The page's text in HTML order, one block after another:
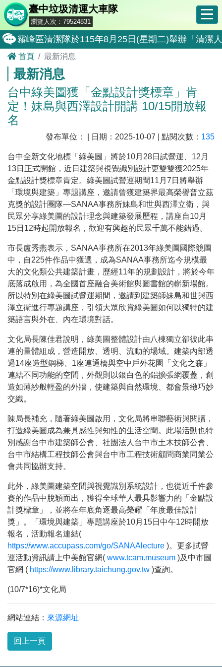
臺中垃圾清運大車隊
瀏覽人次：79524831
霧峰區清潔隊於115年8月25日(星期二)舉辦「清潔
大肚區清潔隊於115年8月25日(星期二)舉辦「清潔
北屯區清潔隊於115年8月11日(星期二)舉辦「清潔
外埔區清潔隊於115年8月18日(星期二)舉辦「清潔
石岡區清潔隊於115年8月18日(星期二)舉辦「清潔
東勢區清潔隊於115年8月18日(星期二)舉辦「清
全民監督公共工程施工品質, 請撥打通報專線0800-
防堵非洲豬瘟總動員，因應非洲豬瘟疫情，市民端
因應非洲豬瘟疫情，市民端廚餘收運排出方式不變
8月10日14:30至15:00防空演習行動網路降速演練
首頁 最新消息
最新消息
台中綠美圖獲「金點設計獎標章」肯
定！妹島與西澤設計開講 10/15開放報
名
發布單位： | 日期：2025-10-07 | 點閱次數： 135
台中全新文化地標「綠美圖」將於10月 28日試營運、 12 月
13日正式開館，近日建築與視覺識別設計更雙雙獲2025年
金點設計獎標章肯定。綠美圖試營運期間11 月 7 日將舉辦
「環境與建築」專題講座，邀請曾獲建築界最高榮譽普立茲
克獎的設計團隊—SANAA事務所妹島和世與西澤立衛，與
民眾分享綠美圖的設計理念與建築發展歷程，講座自10月
15日 12時起開放報名，歡迎有興趣的民眾千萬不能錯過。
市長盧秀燕表示， SANAA事務所在2013年綠美圖國際競圖
中，自225件作品中獲選，成為SANAA事務所迄今規模最
大的文化類公共建築計畫，歷經11年的規劃設計，將於今年
底落成啟用，為全國首座融合美術館與圖書館的嶄新場館。
所以特別在綠美圖試營運期間，邀請到建築師妹島和世與西
澤立衛進行專題講座，引領大眾欣賞綠美圖如何以獨特的建
築語言與外在、內在環境對話。
文化局長陳佳君說明，綠美圖整體設計由八棟獨立卻彼此串
連的量體組成，營造開放、透明、流動的場域。建築內部透
過14座造型鋼梯、 1座連通橋與空中戶外花園「文化之森」
連結不同功能的空間，外觀則以銀白色的鋁擴張網覆蓋，創
造如薄紗般輕盈的外牆，使建築與自然環境、都會景緻巧妙
交織。
陳局長補充，隨著綠美圖啟用，文化局將串聯藝術與閱讀，
打造綠美圖成為兼具感性與知性的生活空間。此場活動也特
別感謝台中市建築師公會、社團法人台中市土木技師公會、
台中市結構工程技師公會與台中市工程技術顧問商業同業公
會共同協辦支持。
此外，綠美圖建築空間與視覺識別系統設計，也從近千件參
賽的作品中脫穎而出，獲得全球華人最具影響力的「金點設
計獎標章」，並將在年底角逐最高榮耀「年度最佳設計
獎」。「環境與建築」專題講座於10月 15日中午12時開放
報名，活動報名連結(
https://www.accupass.com/go/SANAAlecture )。更多試營
運活動資訊請上中美館官網( www.tcam.museum )及中市圖
官網 ( https://www.library.taichung.gov.tw )查詢。
(10/7*16)*文化局
網站連結： 來源網址
回上一頁